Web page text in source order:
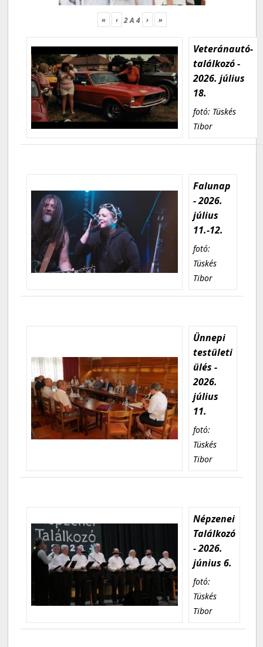
« ‹ 2A 4 › »
Veteránautó-
találkozó -
2026. július
18.
fotó: Tüskés
Tibor
Falunap
- 2026.
július
11.-12.
fotó:
Tüskés
Tibor
Ünnepi
testületi
ülés -
2026.
július
11.
fotó:
Tüskés
Tibor
Népzenei
Találkozó
- 2026.
június 6.
fotó:
Tüskés
Tibor